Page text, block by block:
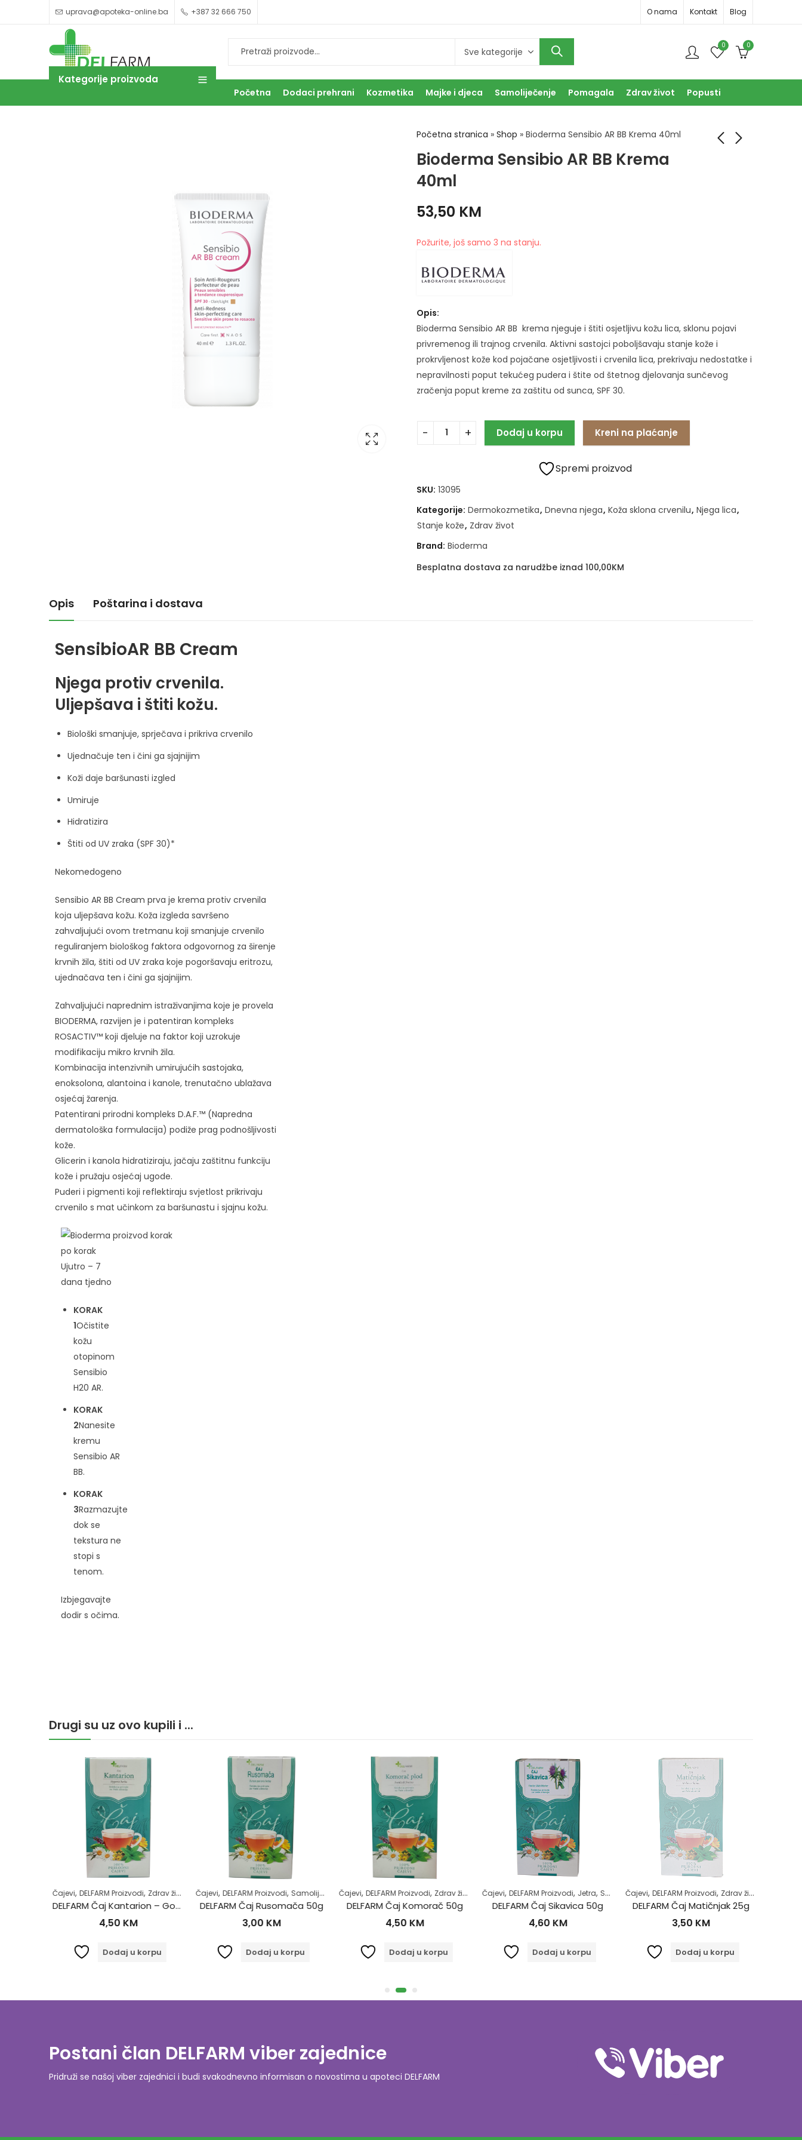
uprava@apoteka-online.ba +387 32 666 750 O nama Kontakt Blog
0 0
Kategorije proizvoda
Početna Dodaci prehrani Kozmetika Majke i djeca Samoliječenje Pomagala Zdrav život Popusti
Početna stranica » Shop » Bioderma Sensibio AR BB Krema 40ml
Bioderma Sensibio AR BB Krema
40ml
53,50 KM
Požurite, još samo 3 na stanju.
Opis:
Bioderma Sensibio AR BB krema njeguje i štiti osjetljivu kožu lica, sklonu pojavi
privremenog ili trajnog crvenila. Aktivni sastojci poboljšavaju stanje kože i
prokrvljenost kože kod pojačane osjetljivosti i crvenila lica, prekrivaju nedostatke i
nepravilnosti poput tekućeg pudera i štite od štetnog djelovanja sunčevog
zračenja poput kreme za zaštitu od sunca, SPF 30.
Dodaj u korpu Kreni na plaćanje
Spremi proizvod
SKU: 13095
Kategorije: Dermokozmetika, Dnevna njega, Koža sklona crvenilu, Njega lica,
Stanje kože, Zdrav život
Brand: Bioderma
Besplatna dostava za narudžbe iznad 100,00KM
Opis Poštarina i dostava
SensibioAR BB Cream
Njega protiv crvenila.
Uljepšava i štiti kožu.
Biološki smanjuje, sprječava i prikriva crvenilo
Ujednačuje ten i čini ga sjajnijim
Koži daje baršunasti izgled
Umiruje
Hidratizira
Štiti od UV zraka (SPF 30)*
Nekomedogeno
Sensibio AR BB Cream prva je krema protiv crvenila
koja uljepšava kožu. Koža izgleda savršeno
zahvaljujući ovom tretmanu koji smanjuje crvenilo
reguliranjem biološkog faktora odgovornog za širenje
krvnih žila, štiti od UV zraka koje pogoršavaju eritrozu,
ujednačava ten i čini ga sjajnijim.
Zahvaljujući naprednim istraživanjima koje je provela
BIODERMA, razvijen je i patentiran kompleks
ROSACTIV™ koji djeluje na faktor koji uzrokuje
modifikaciju mikro krvnih žila.
Kombinacija intenzivnih umirujućih sastojaka,
enoksolona, alantoina i kanole, trenutačno ublažava
osjećaj žarenja.
Patentirani prirodni kompleks D.A.F.™ (Napredna
dermatološka formulacija) podiže prag podnošljivosti
kože.
Glicerin i kanola hidratiziraju, jačaju zaštitnu funkciju
kože i pružaju osjećaj ugode.
Puderi i pigmenti koji reflektiraju svjetlost prikrivaju
crvenilo s mat učinkom za baršunastu i sjajnu kožu.
Ujutro – 7
dana tjedno
KORAK
1Očistite
kožu
otopinom
Sensibio
H20 AR.
KORAK
2Nanesite
kremu
Sensibio AR
BB.
KORAK
3Razmazujte
dok se
tekstura ne
stopi s
tenom.
Izbjegavajte
dodir s očima.
Drugi su uz ovo kupili i ...
Čajevi,DELFARM Proizvodi,Zdrav život
DELFARM Čaj Kantarion – Gospina trava 50g
4,50KM
Dodaj u korpu
Čajevi,DELFARM Proizvodi,Samoliječenje ,Zdrav život,Žensko zdravlje
DELFARM Čaj Rusomača 50g
3,00KM
Dodaj u korpu
Čajevi,DELFARM Proizvodi,Zdrav život
DELFARM Čaj Komorač 50g
4,50KM
Dodaj u korpu
Čajevi,DELFARM Proizvodi,Jetra,Samoliječenje , Zdrav život
DELFARM Čaj Sikavica 50g
4,60KM
Dodaj u korpu
Čajevi,DELFARM Proizvodi,Zdrav život
DELFARM Čaj Matičnjak 25g
3,50KM
Dodaj u korpu
Postani član DELFARM viber zajednice
Pridruži se našoj viber zajednici i budi svakodnevno informisan o novostima u apoteci DELFARM